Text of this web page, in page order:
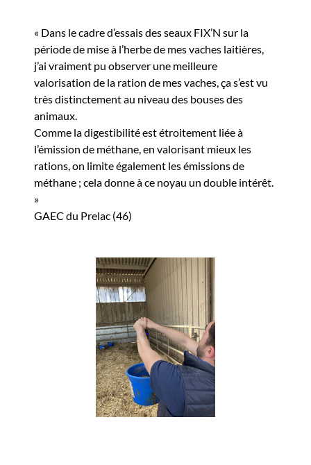
« Dans le cadre d’essais des seaux FIX’N sur la
période de mise à l’herbe de mes vaches laitières,
j’ai vraiment pu observer une meilleure
valorisation de la ration de mes vaches, ça s’est vu
très distinctement au niveau des bouses des
animaux.
Comme la digestibilité est étroitement liée à
l’émission de méthane, en valorisant mieux les
rations, on limite également les émissions de
méthane ; cela donne à ce noyau un double intérêt.
»
GAEC du Prelac (46)